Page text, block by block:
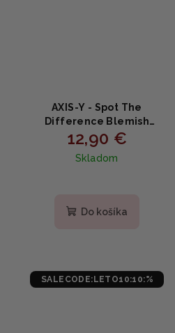
AXIS-Y - Spot The
Difference Blemish
Treatment - Lokálna
kúra na nedokonalosti s
niacínamidom a
12,90 €
Skladom
Do košíka
SALECODE:LETO10:10:%